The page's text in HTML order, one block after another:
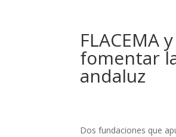
FLACEMA
fomentar
andaluz
Dos fundaciones que